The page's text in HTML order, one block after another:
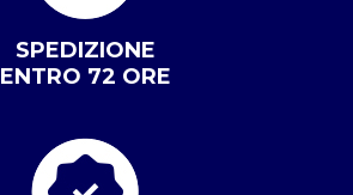
SPEDIZIONE
ENTRO 72 ORE